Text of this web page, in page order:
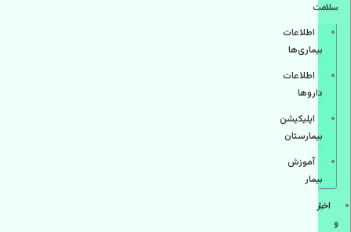
سلامت
اطلاعات
بیماری‌ها
اطلاعات
دارو‌ها
اپليكيشن
بيمارستان
آموزش
بیمار
اخبار
و